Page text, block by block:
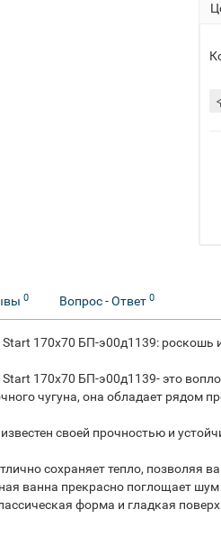
0 Вопрос - Ответ 0
170x70 БП-э00д1139: роскошь
170x70 БП-э00д1139- это
чугуна, она обладает рядом
своей прочностью и
сохраняет тепло, позволяя
ванна прекрасно поглощает
форма и гладкая